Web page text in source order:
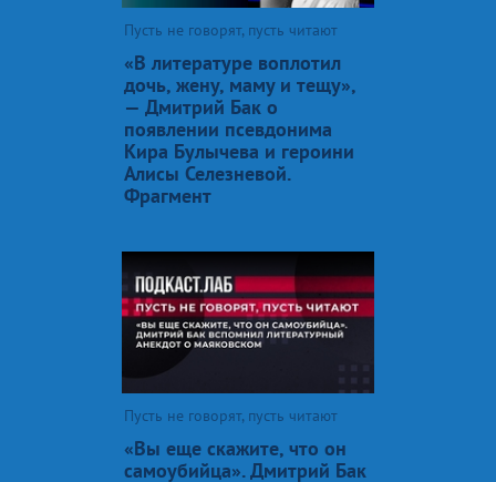
Пусть не говорят, пусть читают
«В литературе воплотил
дочь, жену, маму и тещу»,
— Дмитрий Бак о
появлении псевдонима
Кира Булычева и героини
Алисы Селезневой.
Фрагмент
Пусть не говорят, пусть читают
«Вы еще скажите, что он
самоубийца». Дмитрий Бак